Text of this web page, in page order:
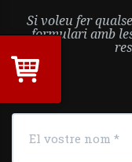
Si voleu fer
formulari amb